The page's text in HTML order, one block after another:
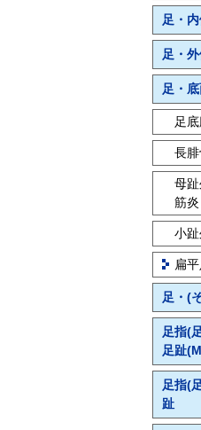
足・内
足・外
足・
足
長
母
筋炎
小
扁平
足・(
足指(
足趾
足指(
趾